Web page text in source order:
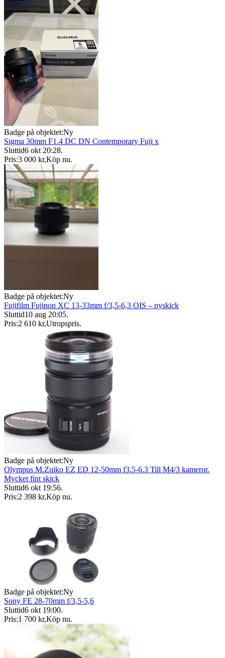
Badge på objektet:Ny
Sigma 30mm F1.4 DC DN Contemporary Fuji x
Sluttid6 okt 20:28.
Pris:3 000 kr,Köp nu.
Badge på objektet:Ny
Fujifilm Fujinon XC 13-33mm f/3,5-6,3 OIS – nyskick
Sluttid10 aug 20:05.
Pris:2 610 kr,Utropspris.
Badge på objektet:Ny
Olympus M.Zuiko EZ ED 12-50mm f3.5-6.3 Till M4/3 kameror.
Mycket fint skick
Sluttid6 okt 19:56.
Pris:2 398 kr,Köp nu.
Badge på objektet:Ny
Sony FE 28-70mm f/3,5-5,6
Sluttid6 okt 19:00.
Pris:1 700 kr,Köp nu.